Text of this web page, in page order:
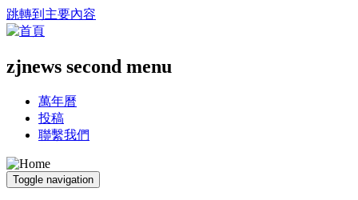
跳轉到主要內容
zjnews second menu
萬年曆
投稿
聯繫我們
Toggle navigation